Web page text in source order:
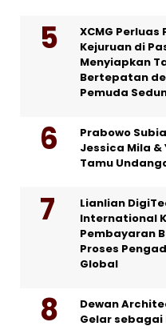
XCMG
Kejuruan di
Menyiapkan
Bertepatan
Pemuda
Prabowo
Jessica Mila
Tamu
Lianlian
International
Pembayaran
Proses
Global
Dewan
Gelar